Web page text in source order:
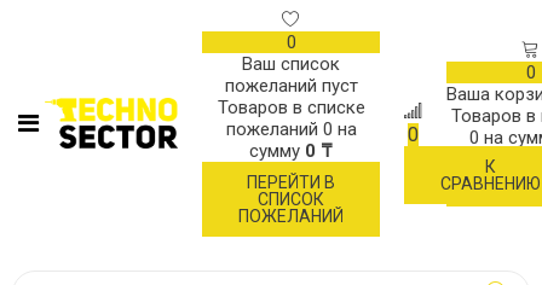
0
Ваш список
пожеланий пуст
Товаров в списке
пожеланий 0 на
сумму 0 ₸
ПЕРЕЙТИ В
СПИСОК
ПОЖЕЛАНИЙ
0
К
СРАВНЕНИЮ
0
Ваша
Товаров в
0 на